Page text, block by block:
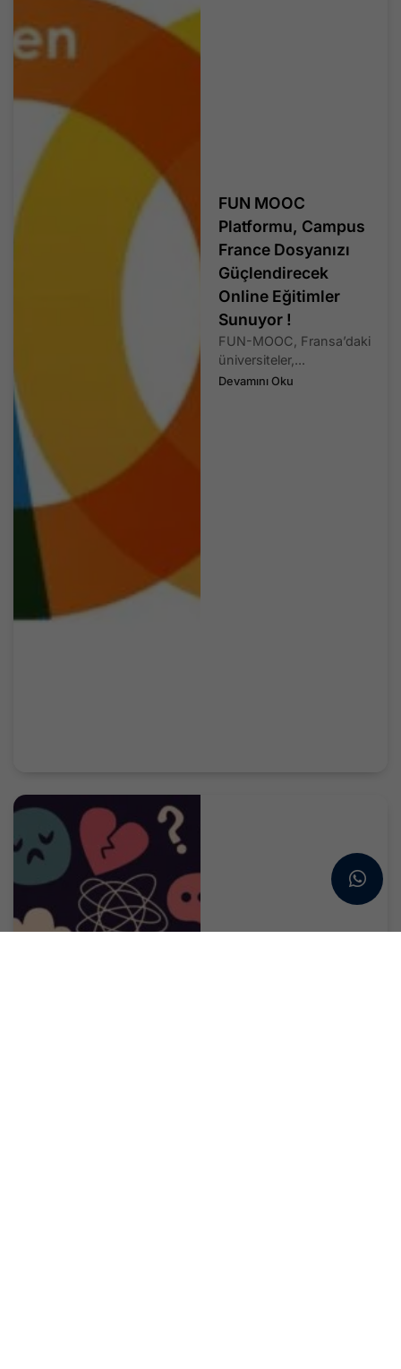
FUN MOOC
Platformu, Campus
France Dosyanızı
Güçlendirecek
Online Eğitimler
Sunuyor !
FUN-MOOC, Fransa’daki
üniversiteler,...
Devamını Oku